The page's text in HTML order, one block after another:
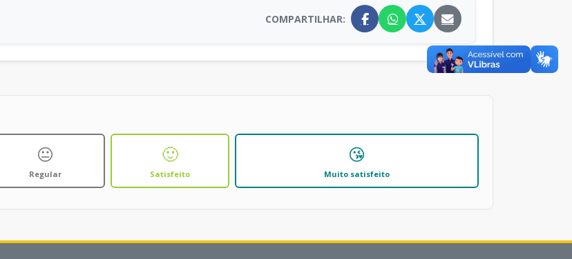
COMPARTILHAR:
😐
Regular
🙂
Satisfeito
😘
Muito satisfeito